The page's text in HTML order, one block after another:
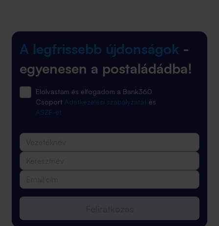
A legfrissebb újdonságok -
egyenesen a postaládádba!
Elolvastam és elfogadom a Bank360
Csoport Adatkezelési szabályzatát és
ÁSZF-ét